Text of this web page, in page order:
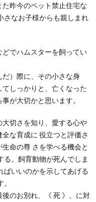
昨今のペット禁止住宅な
さなお子様からも親しまれ
でハムスターを飼ってい
）際に、その小さな身
しっかりと、亡くなった
が大切かと思います。
切さを知り、愛する心や
な育成に 役立つと評価さ
命の尊 さを学べる機会と
る。飼育動物が死んでしま
ばいいのかを示してあげる
のお別れ、《 死 》、に対